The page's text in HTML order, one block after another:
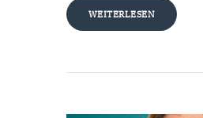
WEITERLESEN